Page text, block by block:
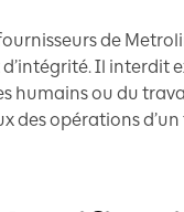
de
Il interdit
humains ou du
des opérations